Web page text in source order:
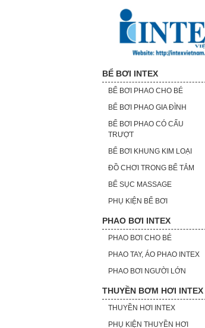
BỂ BƠI INTEX
BỂ BƠI PHAO CHO BÉ
BỂ BƠI PHAO GIA ĐÌNH
BỂ BƠI PHAO CÓ CẤU
TRƯỢT
BỂ BƠI KHUNG KIM LOẠI
ĐỒ CHƠI TRONG BỂ TẮM
BỂ SỤC MASSAGE
PHỤ KIỆN BỂ BƠI
PHAO BƠI INTEX
PHAO BƠI CHO BÉ
PHAO TAY, ÁO PHAO INTEX
PHAO BƠI NGƯỜI LỚN
THUYỀN BƠM HƠI INTEX
THUYỀN HƠI INTEX
PHỤ KIỆN THUYỀN HƠI